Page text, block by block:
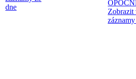
dne
Zobrazit